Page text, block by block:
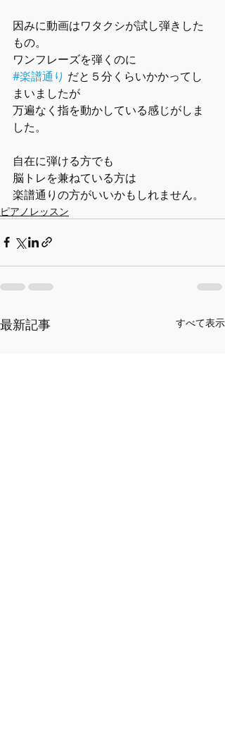
因みに動画はワタクシが試し弾きした
もの。
ワンフレーズを弾くのに
#楽譜通り だと５分くらいかかってし
まいましたが
万遍なく指を動かしている感じがしま
した。
自在に弾ける方でも
脳トレを兼ねている方は
楽譜通りの方がいいかもしれません。
ピアノレッスン
最新記事 すべて表示